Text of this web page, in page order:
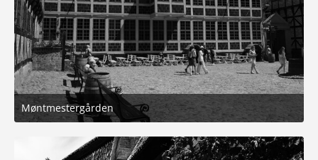
Møntmestergården
25. März 2026 um 12:25
5